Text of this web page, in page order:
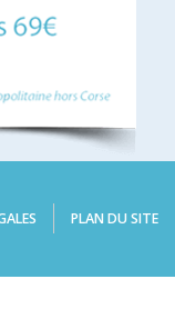
PLAN DU SITE